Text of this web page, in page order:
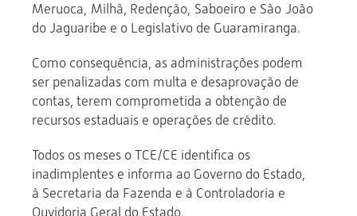
Meruoca, Milhã, Redenção, Saboeiro e São João
do Jaguaribe e o Legislativo de Guaramiranga.
Como consequência, as administrações podem
ser penalizadas com multa e desaprovação de
contas, terem comprometida a obtenção de
recursos estaduais e operações de crédito.
Todos os meses o TCE/CE identifica os
inadimplentes e informa ao Governo do Estado,
à Secretaria da Fazenda e à Controladoria e
Ouvidoria Geral do Estado.